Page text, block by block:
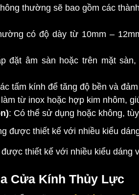
thường sẽ bao gồm các
có độ dày từ 10mm –
đặt âm sàn hoặc trên mặt
tấm kính để tăng độ bền và
từ inox hoặc hợp kim nhôm,
: Có thể sử dụng hoặc không,
thiết kế với nhiều kiểu dáng
Cửa Kính Thủy Lực